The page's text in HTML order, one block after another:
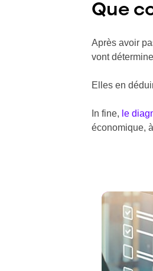
Que
Après avoir
vont
Elles en
In fine, le
économique,